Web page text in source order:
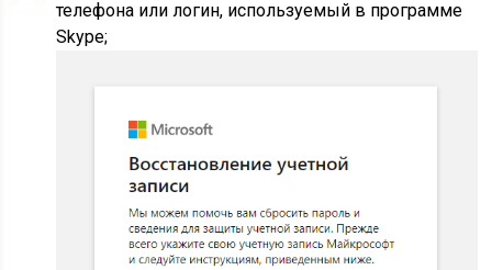
телефона или логин, используемый в программе
Skype;